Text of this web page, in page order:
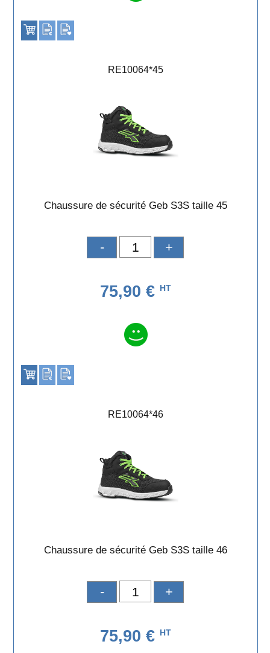
RE10064*45
Chaussure de sécurité Geb S3S taille 45
- +
75,90 € HT
RE10064*46
Chaussure de sécurité Geb S3S taille 46
- +
75,90 € HT